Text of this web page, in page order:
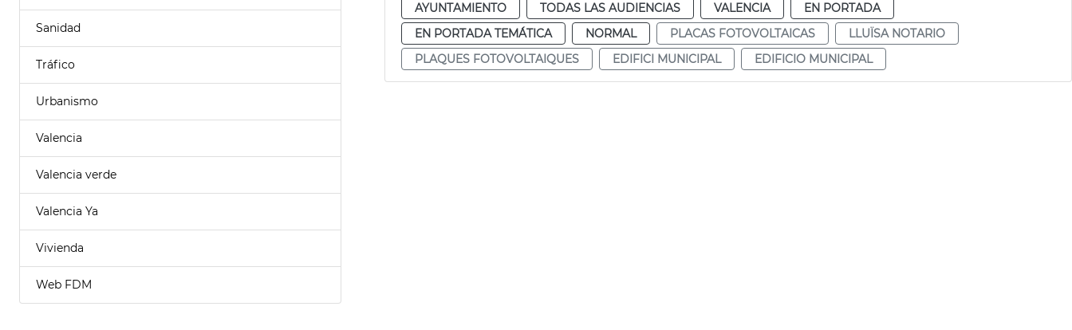
Sanidad
Tráfico
Urbanismo
Valencia
Valencia verde
Valencia Ya
Vivienda
Web FDM
AYUNTAMIENTO TODAS LAS AUDIENCIAS VALENCIA
EN PORTADA
EN PORTADA TEMÁTICA
NORMAL PLACAS FOTOVOLTAICAS
LLUÏSA NOTARIO
PLAQUES FOTOVOLTAIQUES
EDIFICI MUNICIPAL EDIFICIO MUNICIPAL